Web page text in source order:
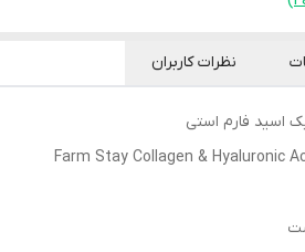
نظرات کاربران
اسید فارم استی